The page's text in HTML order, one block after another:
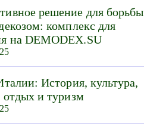
решение для борьбы
комплекс для
на DEMODEX.SU
История, культура,
и туризм